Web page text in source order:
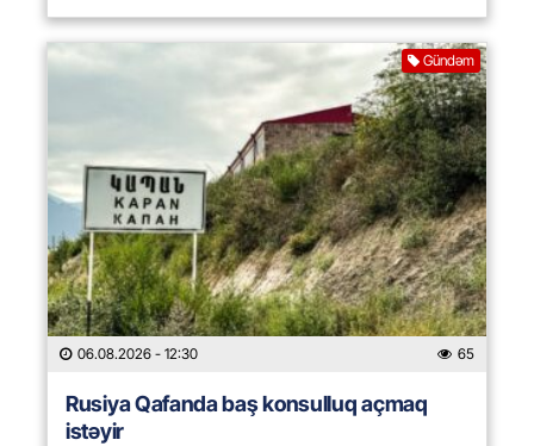
Gündəm
06.08.2026 - 12:30 65
Rusiya Qafanda baş konsulluq açmaq
istəyir